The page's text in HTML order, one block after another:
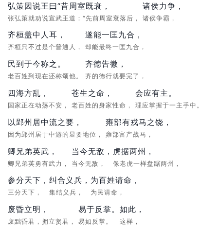
弘策因说王曰“昔周室既衰，
张弘策就劝说宣武王道：“先前周室衰落后，
诸侯力争，
诸侯争霸，
齐桓盖中人耳，
齐桓只不过是个普通人，
遂能一匡九合，
却能最终一匡九合，
民到于今称之。
老百姓到现在还称颂他。
齐德告微，
齐的德行就要完了，
四海方乱，
国家正在动荡不安，
苍生之命，
老百姓的身家性命，
会应有主。
理应掌握于一主手中。
以郢州居中流之要，
因为郢州居于中游的显要地位，
雍部有戎马之饶，
雍部富产战马，
卿兄弟英武，
卿兄弟英勇有武力，
当今无敌，
当今无敌，
虎据两州，
像老虎一样盘踞两州，
参分天下，
三分天下，
纠合义兵，
集结义兵，
为百姓请命，
为民请命，
废昏立明，
废黜昏君，拥立贤君，
易于反掌。
易如反掌。
如此，
这样，